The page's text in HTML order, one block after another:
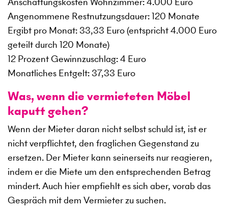
Angenommene Restnutzungsdauer: 120 Monate
Ergibt pro Monat: 33,33 Euro (entspricht 4.000 Euro
geteilt durch 120 Monate)
12 Prozent Gewinnzuschlag: 4 Euro
Monatliches Entgelt: 37,33 Euro
Was, wenn die vermieteten Möbel
kaputt gehen?
Wenn der Mieter daran nicht selbst schuld ist, ist er
nicht verpflichtet, den fraglichen Gegenstand zu
ersetzen. Der Mieter kann seinerseits nur reagieren,
indem er die Miete um den entsprechenden Betrag
mindert. Auch hier empfiehlt es sich aber, vorab das
Gespräch mit dem Vermieter zu suchen.